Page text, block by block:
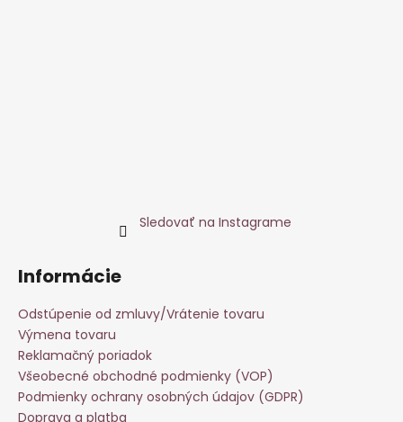
Sledovať na Instagrame
Informácie
Odstúpenie od zmluvy/Vrátenie tovaru
Výmena tovaru
Reklamačný poriadok
Všeobecné obchodné podmienky (VOP)
Podmienky ochrany osobných údajov (GDPR)
Doprava a platba